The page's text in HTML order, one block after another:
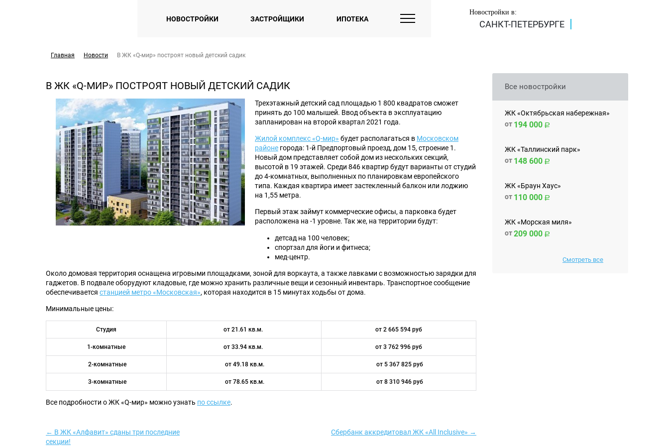
НОВОСТРОЙКИ ЗАСТРОЙЩИКИ ИПОТЕКА
Новостройки в:
САНКТ-ПЕТЕРБУРГЕ
Главная Новости В ЖК «Q-мир» построят новый детский садик
В ЖК «Q-МИР» ПОСТРОЯТ НОВЫЙ ДЕТСКИЙ САДИК
Трехэтажный детский сад площадью 1 800 квадратов сможет
принять до 100 малышей. Ввод объекта в эксплуатацию
запланирован на второй квартал 2021 года.
Жилой комплекс «Q-мир» будет располагаться в Московском
районе города: 1-й Предпортовый проезд, дом 15, строение 1.
Новый дом представляет собой дом из нескольких секций,
высотой в 19 этажей. Среди 846 квартир будут варианты от студий
до 4-комнатных, выполненных по планировкам европейского
типа. Каждая квартира имеет застекленный балкон или лоджию
на 1,55 метра.
Первый этаж займут коммерческие офисы, а парковка будет
расположена на -1 уровне. Так же, на территории будут:
детсад на 100 человек;
спортзал для йоги и фитнеса;
мед-центр.
Около домовая территория оснащена игровыми площадками, зоной для воркаута, а также лавками с возможностью зарядки для
гаджетов. В подвале оборудуют кладовые, где можно хранить различные вещи и сезонный инвентарь. Транспортное сообщение
обеспечивается станцией метро «Московская», которая находится в 15 минутах ходьбы от дома.
Минимальные цены:
Студия от 21.61 кв.м. от 2 665 594 руб
1-комнатные от 33.94 кв.м. от 3 762 996 руб
2-комнатные от 49.18 кв.м. от 5 367 825 руб
3-комнатные от 78.65 кв.м. от 8 310 946 руб
Все подробности о ЖК «Q-мир» можно узнать по ссылке.
← В ЖК «Алфавит» сданы три последние
секции!
Сбербанк аккредитовал ЖК «All Inclusive» →
Все новостройки
ЖК «Октябрьская набережная»
от 194 000
ЖК «Таллинский парк»
от 148 600
ЖК «Браун Хаус»
от 110 000
ЖК «Морская миля»
от209 000
Смотреть все